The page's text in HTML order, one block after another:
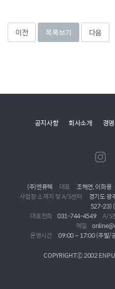
이전 목록보기 다음
공지사항 회사소개 경
(주)엔퓨텍 대표 조해연, 이화용
사업장 소재지 및 A/S센터
경기도 광
527-23)
대표전화 031-744-4549 A/S
메일
운영시간
09:00 ~ 17:00 (주말/
COPYRIGHTⓒ 2002